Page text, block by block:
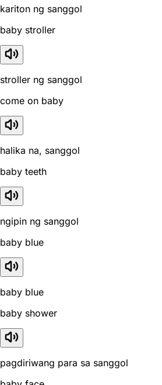
kariton ng sanggol
baby stroller
stroller ng sanggol
come on baby
halika na, sanggol
baby teeth
ngipin ng sanggol
baby blue
baby blue
baby shower
pagdiriwang para sa sanggol